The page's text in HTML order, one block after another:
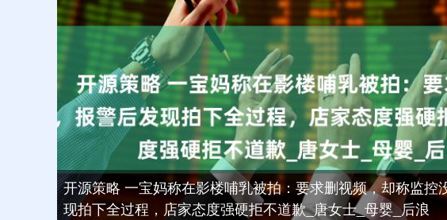
开源策略 一宝妈称在影楼哺乳被拍：要求删视频，却称监控
现拍下全过程，店家态度强硬拒不道歉_唐女士_母婴_后浪